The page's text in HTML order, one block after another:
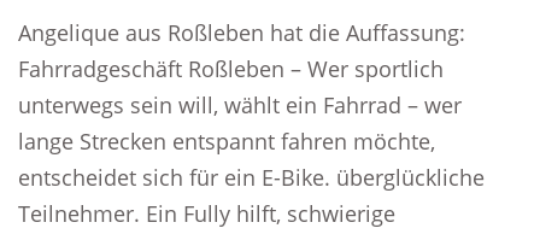
Angelique aus Roßleben hat die Auffassung:
Fahrradgeschäft Roßleben – Wer sportlich
unterwegs sein will, wählt ein Fahrrad – wer
lange Strecken entspannt fahren möchte,
entscheidet sich für ein E-Bike. überglückliche
Teilnehmer. Ein Fully hilft, schwierige